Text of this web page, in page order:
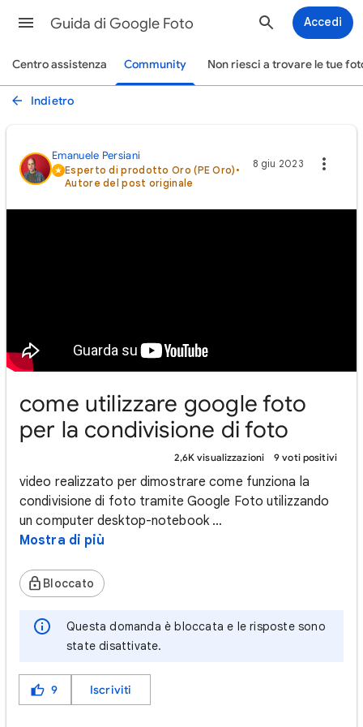
Guida di Google Foto Accedi
Centro assistenza Community Non riesci a trovare le tue
Indietro
Emanuele Persiani
Esperto di prodotto Oro (PE Oro) •
Autore del post originale
8 giu 2023
come utilizzare google foto
per la condivisione di foto
2,6K visualizzazioni 9 voti positivi
video realizzato per dimostrare come funziona la
condivisione di foto tramite Google Foto utilizzando
un computer desktop-notebook …
Mostra di più
Bloccato
Questa domanda è bloccata e le risposte sono
state disattivate.
9 Iscriviti